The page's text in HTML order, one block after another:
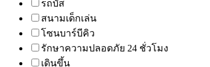
รถบัส
สนามเด็กเล่น
โซนบาร์บีคิว
รักษาความปลอดภัย 24 ชั่วโมง
เดินขึ้น